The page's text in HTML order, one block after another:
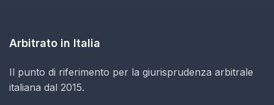
Arbitrato in Italia
Il punto di riferimento per la giurisprudenza arbitrale
italiana dal 2015.